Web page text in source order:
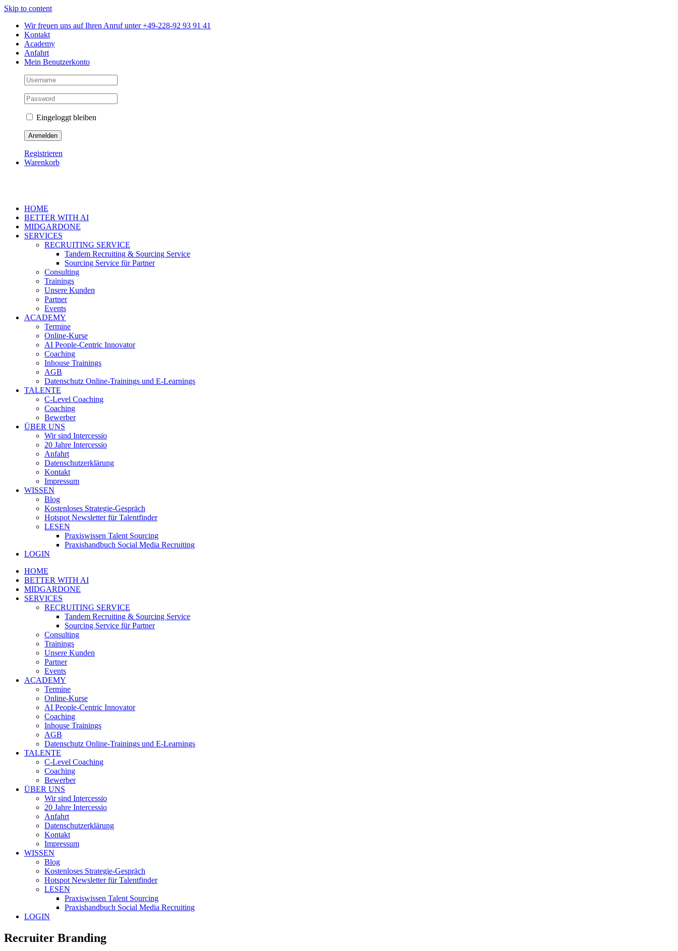
Skip to content
Wir freuen uns auf Ihren Anruf unter +49-228-92 93 91 41
Kontakt
Academy
Anfahrt
Mein Benutzerkonto
Eingeloggt bleiben
Registrieren
Warenkorb
HOME
BETTER WITH AI
MIDGARDONE
SERVICES
RECRUITING SERVICE
Tandem Recruiting & Sourcing Service
Sourcing Service für Partner
Consulting
Trainings
Unsere Kunden
Partner
Events
ACADEMY
Termine
Online-Kurse
AI People-Centric Innovator
Coaching
Inhouse Trainings
AGB
Datenschutz Online-Trainings und E-Learnings
TALENTE
C-Level Coaching
Coaching
Bewerber
ÜBER UNS
Wir sind Intercessio
20 Jahre Intercessio
Anfahrt
Datenschutzerklärung
Kontakt
Impressum
WISSEN
Blog
Kostenloses Strategie-Gespräch
Hotspot Newsletter für Talentfinder
LESEN
Praxiswissen Talent Sourcing
Praxishandbuch Social Media Recruiting
LOGIN
HOME
BETTER WITH AI
MIDGARDONE
SERVICES
RECRUITING SERVICE
Tandem Recruiting & Sourcing Service
Sourcing Service für Partner
Consulting
Trainings
Unsere Kunden
Partner
Events
ACADEMY
Termine
Online-Kurse
AI People-Centric Innovator
Coaching
Inhouse Trainings
AGB
Datenschutz Online-Trainings und E-Learnings
TALENTE
C-Level Coaching
Coaching
Bewerber
ÜBER UNS
Wir sind Intercessio
20 Jahre Intercessio
Anfahrt
Datenschutzerklärung
Kontakt
Impressum
WISSEN
Blog
Kostenloses Strategie-Gespräch
Hotspot Newsletter für Talentfinder
LESEN
Praxiswissen Talent Sourcing
Praxishandbuch Social Media Recruiting
LOGIN
Recruiter Branding